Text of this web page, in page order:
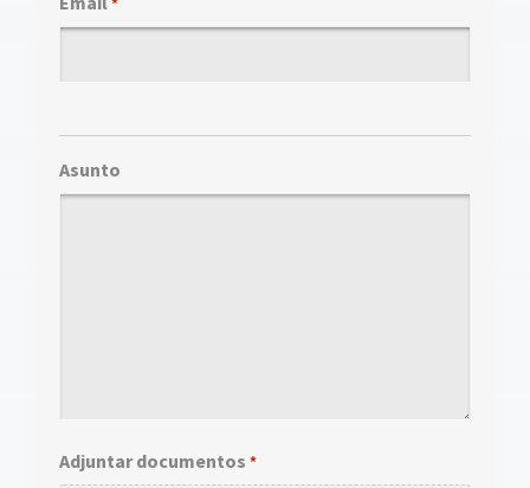
Asunto
Adjuntar documentos *